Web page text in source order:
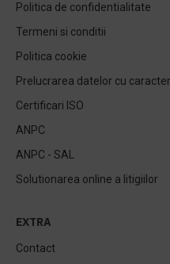
Politica de confidentialitate
Termeni si conditii
Politica cookie
Prelucrarea datelor cu
Certificari ISO
ANPC
ANPC - SAL
Solutionarea online a litigiilor
EXTRA
Contact